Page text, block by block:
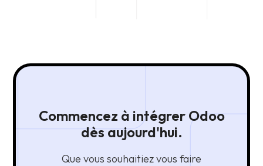
Commencez à intégrer Odoo
dès aujourd'hui.
Que vous souhaitiez vous faire